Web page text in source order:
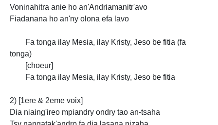
Voninahitra anie ho an'Andriamanitr'avo
Fiadanana ho an'ny olona efa lavo
Fa tonga ilay Mesia, ilay Kristy, Jeso be fitia (fa
tonga)
[choeur]
Fa tonga ilay Mesia, ilay Kristy, Jeso be fitia
2) [1ere & 2eme voix]
Dia niaing'ireo mpiandry ondry tao an-tsaha